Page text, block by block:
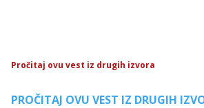
Pročitaj ovu vest iz drugih izvora
PROČITAJ OVU VEST IZ DRUGIH